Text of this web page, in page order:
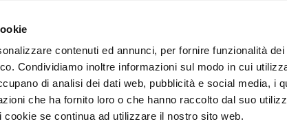
contenuti ed annunci, per fornire funzionalità
Condividiamo inoltre informazioni sul modo in cui
di analisi dei dati web, pubblicità e social media, i
che ha fornito loro o che hanno raccolto dal suo
se continua ad utilizzare il nostro sito web.